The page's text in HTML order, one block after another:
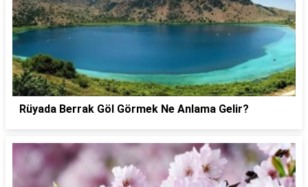
Rüyada Berrak Göl Görmek Ne Anlama Gelir?